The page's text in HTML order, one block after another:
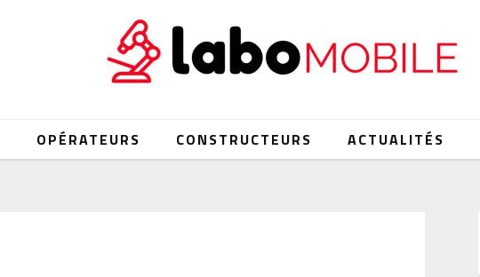
OPÉRATEURS CONSTRUCTEURS ACTUALITÉS